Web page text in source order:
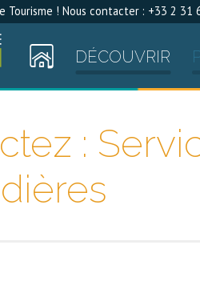
Tourisme ! Nous contacter : +33 2 31
DÉCOUVRIR
: